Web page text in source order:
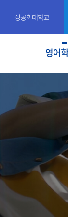
성공회대학교
영어